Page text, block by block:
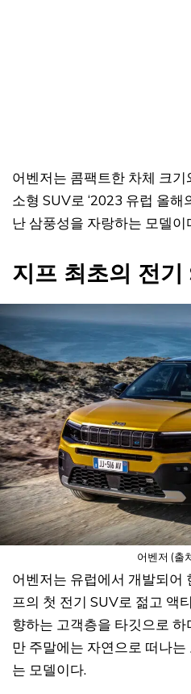
어벤저는 콤팩트한 차체 크
소형 SUV로 ‘2023 유럽 올해
난 삼풍성을 자랑하는 모델이
지프 최초의 전기
어벤저 (출
어벤저는 유럽에서 개발되어
프의 첫 전기 SUV로 젊고 액
향하는 고객층을 타깃으로
만 주말에는 자연으로 떠나
는 모델이다.